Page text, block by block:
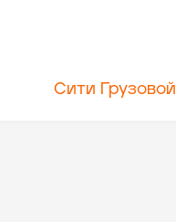
Сити Грузовой